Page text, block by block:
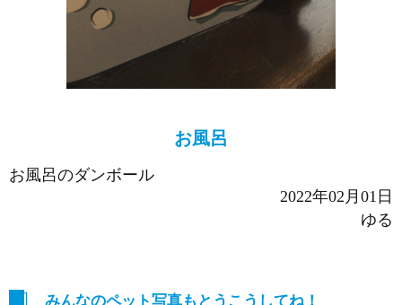
お風呂
お風呂のダンボール
2022年02月01日
ゆる
みんなのペット写真もとうこうしてね！